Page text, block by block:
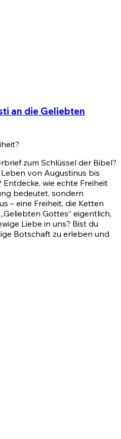
an die Geliebten
zum Schlüssel der Bibel?
von Augustinus bis
wie echte Freiheit
bedeutet, sondern
– eine Freiheit, die Ketten
Gottes“ eigentlich,
Liebe in uns? Bist du
Botschaft zu erleben und